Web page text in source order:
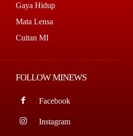
Gaya Hidup
Mata Lensa
Cuitan MI
FOLLOW MINEWS
Facebook
Instagram